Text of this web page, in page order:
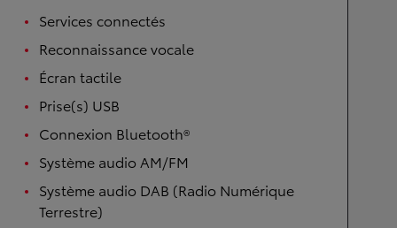
Services connectés
Reconnaissance vocale
Écran tactile
Prise(s) USB
Connexion Bluetooth®
Système audio AM/FM
Système audio DAB (Radio Numérique
Terrestre)